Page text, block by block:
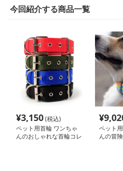
今回紹介する商品一覧
¥3,150(税込)
ペット用首輪 ワンちゃ
んのおしゃれな首輪コレ
¥
ペット
んの冒